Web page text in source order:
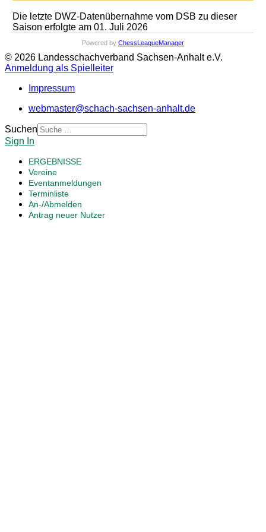
Die letzte DWZ-Datenübernahme vom DSB zu dieser
Saison erfolgte am 01. Juli 2026
Powered by ChessLeagueManager
© 2026 Landesschachverband Sachsen-Anhalt e.V.
Anmeldung als Spielleiter
Impressum
webmaster@schach-sachsen-anhalt.de
Suchen
Sign In
ERGEBNISSE
Vereine
Eventanmeldungen
Terminliste
An-/Abmelden
Antrag neuer Nutzer